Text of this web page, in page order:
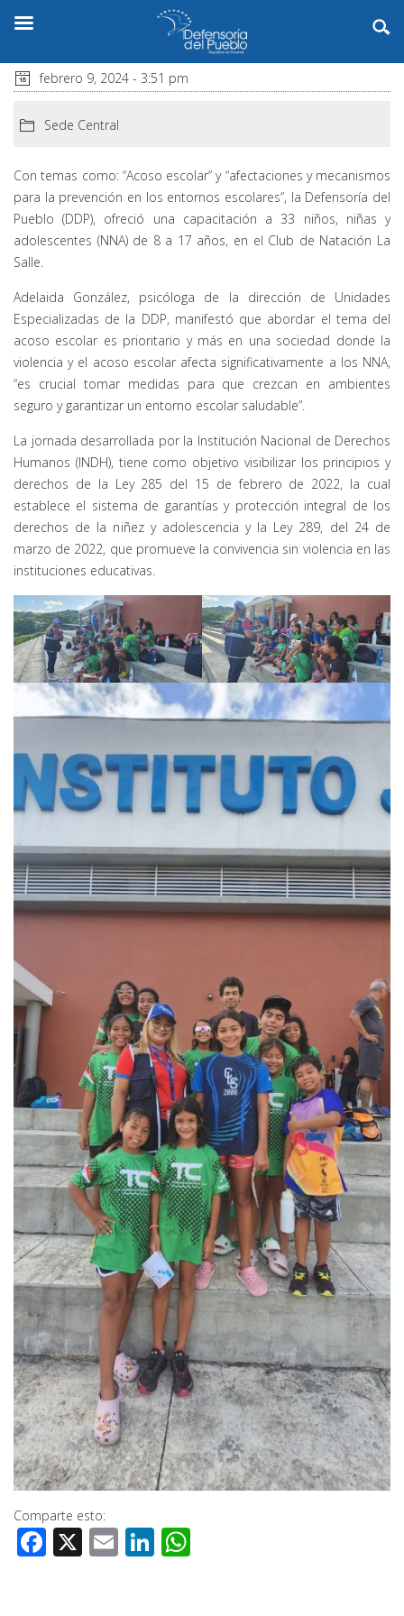
febrero 9, 2024 - 3:51 pm
Sede Central
Con temas como: “Acoso escolar” y “afectaciones y mecanismos
para la prevención en los entornos escolares”, la Defensoría del
Pueblo (DDP), ofreció una capacitación a 33 niños, niñas y
adolescentes (NNA) de 8 a 17 años, en el Club de Natación La
Salle.
Adelaida González, psicóloga de la dirección de Unidades
Especializadas de la DDP, manifestó que abordar el tema del
acoso escolar es prioritario y más en una sociedad donde la
violencia y el acoso escolar afecta significativamente a los NNA,
“es crucial tomar medidas para que crezcan en ambientes
seguro y garantizar un entorno escolar saludable”.
La jornada desarrollada por la Institución Nacional de Derechos
Humanos (INDH), tiene como objetivo visibilizar los principios y
derechos de la Ley 285 del 15 de febrero de 2022, la cual
establece el sistema de garantías y protección integral de los
derechos de la niñez y adolescencia y la Ley 289, del 24 de
marzo de 2022, que promueve la convivencia sin violencia en las
instituciones educativas.
Comparte esto:
Facebook
X EmailLinkedIn